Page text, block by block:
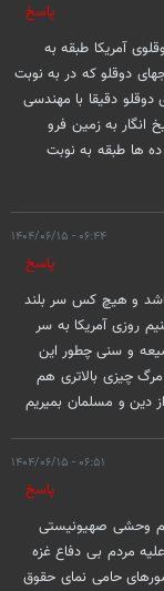
پاسخ
آمریکا طبقه به
دوقلو که در به نوبت
دقیقا با مهندسی
انگار به زمین فرو
ها طبقه به نوبت
۰۶:۴۴ - ۱۴۰۴/۰۶/۱۵
پاسخ
باشد و هیچ کس سر بلند
روزی آمریکا به سر
و سنی چطور این
چیزی بالاتری هم
دین و مسلمان بمیریم
۰۶:۵۱ - ۱۴۰۴/۰۶/۱۵
پاسخ
وحشی صهیونیستی
مردم بی دفاع غزه
حامی نمای حقوق